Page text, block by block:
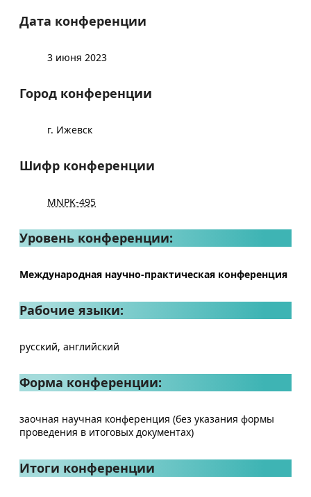
Дата конференции
3 июня 2023
Город конференции
г. Ижевск
Шифр конференции
MNPK-495
Уровень конференции:
Международная научно-практическая конференция
Рабочие языки:
русский, английский
Форма конференции:
заочная научная конференция (без указания формы
проведения в итоговых документах)
Итоги конференции